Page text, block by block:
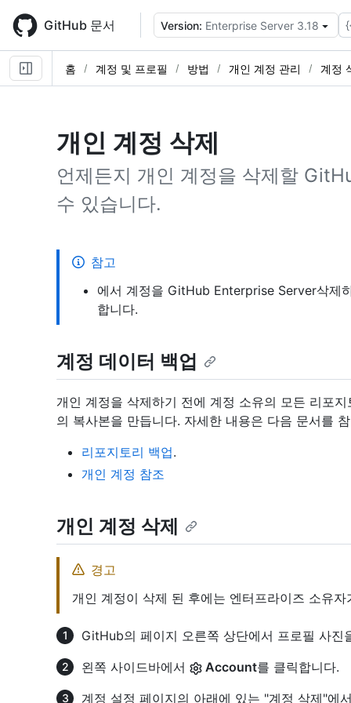
main
content
GitHub 문서 Version: Enterprise Server 3.18
홈 계정 및 프로필 방법 개인 계정 관리 계정
개인 계정 삭제
언제든지 개인 계정을 삭제할
수 있습니다.
참고
에서 계정을 GitHub Enterprise Server삭제
합니다.
계정 데이터 백업
개인 계정을 삭제하기 전에 계정 소유의 모든 리포
의 복사본을 만듭니다. 자세한 내용은 다음 문서를
리포지토리 백업.
개인 계정 참조
개인 계정 삭제
경고
개인 계정이 삭제 된 후에는 엔터프라이즈 소유
GitHub의 페이지 오른쪽 상단에서 프로필 사진
왼쪽 사이드바에서
Account를 클릭합니다.
계정 설정 페이지의 아래에 있는 "계정 삭제"에